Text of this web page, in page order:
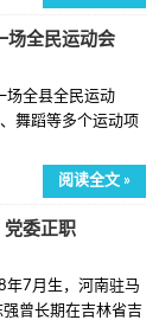
场全民运动会
场全县全民运动
舞蹈等多个运动项
阅读全文 »
党委正职
年7月生，河南驻马
曾长期在吉林省吉